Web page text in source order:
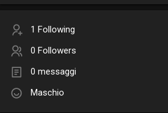
1 Following
0 Followers
0 messaggi
Maschio